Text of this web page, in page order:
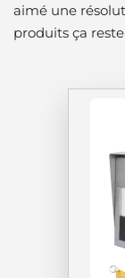
aimé une
produits ça